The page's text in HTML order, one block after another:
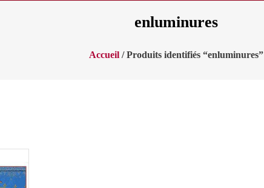
enluminures
Accueil / Produits identifiés “enluminures”